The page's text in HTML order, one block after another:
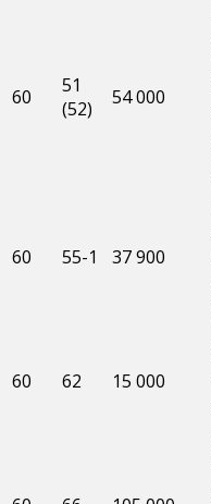
60
51
(52)
54 000
60 55-1 37 900
60 62 15 000